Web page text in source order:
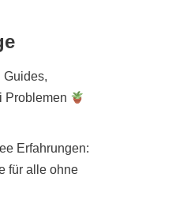
Guides,
Problemen
Erfahrungen:
für alle ohne